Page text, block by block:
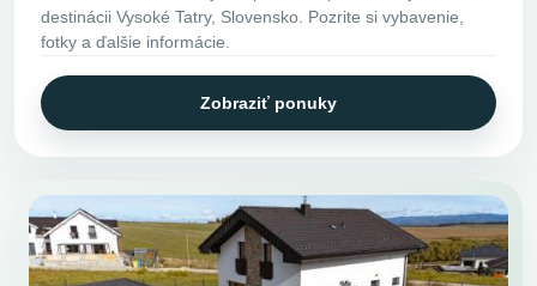
destinácii Vysoké Tatry, Slovensko. Pozrite si vybavenie,
fotky a ďalšie informácie.
Zobraziť ponuky